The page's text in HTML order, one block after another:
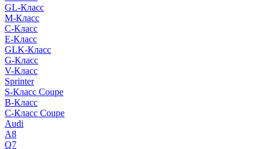
GL-Класс
M-Класс
C-Класс
E-Класс
GLK-Класс
G-Класс
V-Класс
Sprinter
S-Класс Сoupe
B-Класс
C-Класс Coupe
Audi
A8
Q7